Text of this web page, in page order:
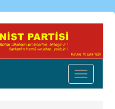
Toggle